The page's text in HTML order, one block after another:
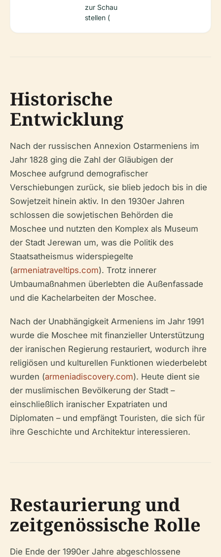
zur Schau
stellen (
Historische
Entwicklung
Nach der russischen Annexion Ostarmeniens im
Jahr 1828 ging die Zahl der Gläubigen der
Moschee aufgrund demografischer
Verschiebungen zurück, sie blieb jedoch bis in die
Sowjetzeit hinein aktiv. In den 1930er Jahren
schlossen die sowjetischen Behörden die
Moschee und nutzten den Komplex als Museum
der Stadt Jerewan um, was die Politik des
Staatsatheismus widerspiegelte
(armeniatraveltips.com). Trotz innerer
Umbaumaßnahmen überlebten die Außenfassade
und die Kachelarbeiten der Moschee.
Nach der Unabhängigkeit Armeniens im Jahr 1991
wurde die Moschee mit finanzieller Unterstützung
der iranischen Regierung restauriert, wodurch ihre
religiösen und kulturellen Funktionen wiederbelebt
wurden (armeniadiscovery.com). Heute dient sie
der muslimischen Bevölkerung der Stadt –
einschließlich iranischer Expatriaten und
Diplomaten – und empfängt Touristen, die sich für
ihre Geschichte und Architektur interessieren.
Restaurierung und
zeitgenössische Rolle
Die Ende der 1990er Jahre abgeschlossene